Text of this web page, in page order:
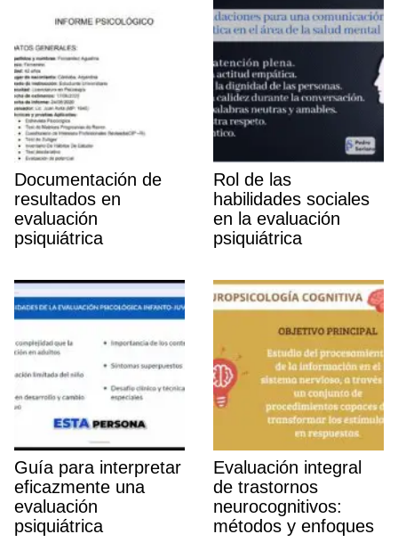
Documentación de
resultados en
evaluación
psiquiátrica
Rol de las
habilidades sociales
en la evaluación
psiquiátrica
Guí­a para interpretar
eficazmente una
evaluación
psiquiátrica
Evaluación integral
de trastornos
neurocognitivos:
métodos y enfoques